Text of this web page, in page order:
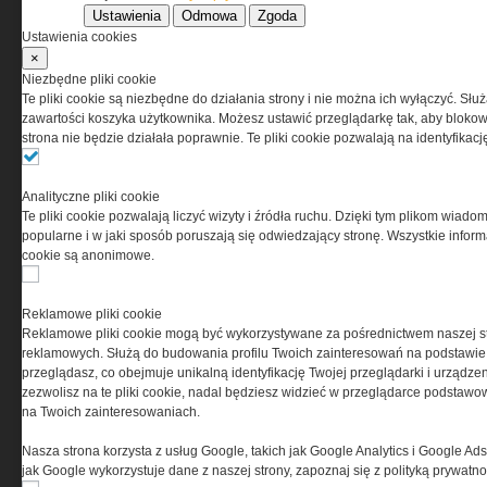
Korzystanie z portalu jest równoznaczne
odpowiedzialnością Spółka komandytowa, nr KRS:
0000537655, NIP 1132860378, REGON 146393437
(zwana dalej Grupa MEDIUM) w postaci Regulaminu.
Ta witryna wykorzystuje pliki cookies do przechowywania
informacji na Twoim komputerze. Pliki cookies stosujemy
w celu świadczenia usług na najwyższym poziomie,
w tym w sposób dostosowany do indywidualnych potrzeb.
urządzeniu końcowym. W każdym momencie możesz
dokonać zmiany ustawień przeglądarki dotyczących
Ustawienia Odmowa Zgoda
Ustawienia cookies
×
Niezbędne pliki cookie
Te pliki cookie są niezbędne do działania strony i nie można ich wyłączyć.
zawartości koszyka użytkownika. Możesz ustawić przeglądarkę tak, aby
strona nie będzie działała poprawnie. Te pliki cookie pozwalają na
Analityczne pliki cookie
Te pliki cookie pozwalają liczyć wizyty i źródła ruchu. Dzięki tym plikom
popularne i w jaki sposób poruszają się odwiedzający stronę. Wszystkie
cookie są anonimowe.
Reklamowe pliki cookie
Reklamowe pliki cookie mogą być wykorzystywane za pośrednictwem naszej
reklamowych. Służą do budowania profilu Twoich zainteresowań na
przeglądasz, co obejmuje unikalną identyfikację Twojej przeglądarki i
zezwolisz na te pliki cookie, nadal będziesz widzieć w przeglądarce
na Twoich zainteresowaniach.
Nasza strona korzysta z usług Google, takich jak Google Analytics i Google
jak Google wykorzystuje dane z naszej strony, zapoznaj się z polityką